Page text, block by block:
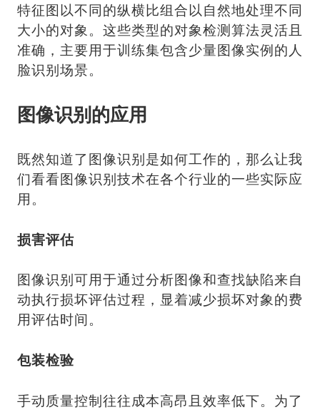
特征图以不同的纵横比组合以自然地处理不同
大小的对象。这些类型的对象检测算法灵活且
准确，主要用于训练集包含少量图像实例的人
脸识别场景。
图像识别的应用
既然知道了图像识别是如何工作的，那么让我
们看看图像识别技术在各个行业的一些实际应
用。
损害评估
图像识别可用于通过分析图像和查找缺陷来自
动执行损坏评估过程，显着减少损坏对象的费
用评估时间。
包装检验
手动质量控制往往成本高昂且效率低下。为了